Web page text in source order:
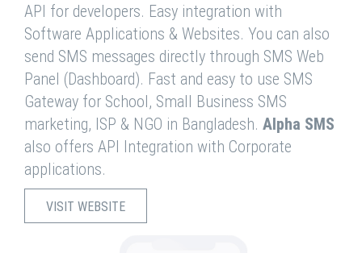
API for developers. Easy integration with
Software Applications & Websites. You can also
send SMS messages directly through SMS Web
Panel (Dashboard). Fast and easy to use SMS
Gateway for School, Small Business SMS
marketing, ISP & NGO in Bangladesh. Alpha SMS
also offers API Integration with Corporate
applications.
VISIT WEBSITE